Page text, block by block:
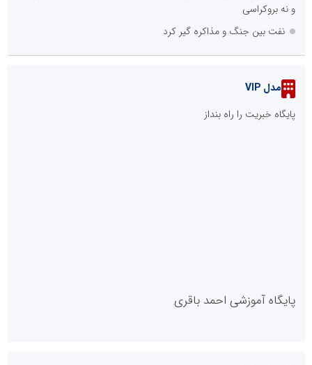
و نه بروکراسی
نفت بین جنگ و مذاکره گیر کرد
مدل VIP
پایگاه خبریت را راه بنداز
پایگاه آموزشی احمد باقری